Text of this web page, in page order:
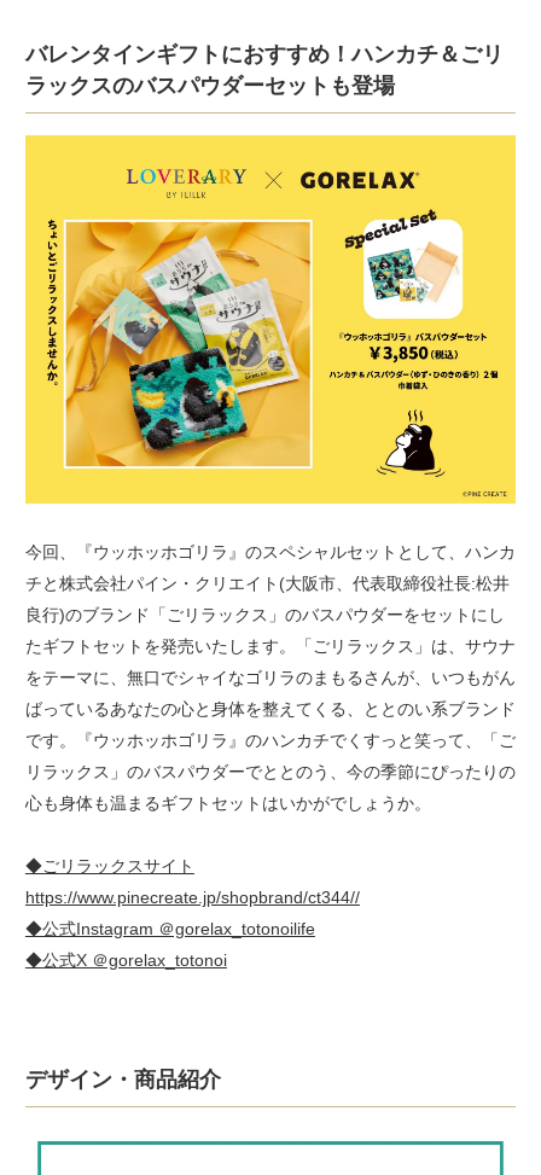
バレンタインギフトにおすすめ！ハンカチ＆ごリ
ラックスのバスパウダーセットも登場
今回、『ウッホッホゴリラ』のスペシャルセットとして、ハンカ
チと株式会社パイン・クリエイト(大阪市、代表取締役社長:松井
良行)のブランド「ごリラックス」のバスパウダーをセットにし
たギフトセットを発売いたします。「ごリラックス」は、サウナ
をテーマに、無口でシャイなゴリラのまもるさんが、いつもがん
ばっているあなたの心と身体を整えてくる、ととのい系ブランド
です。『ウッホッホゴリラ』のハンカチでくすっと笑って、「ご
リラックス」のバスパウダーでととのう、今の季節にぴったりの
心も身体も温まるギフトセットはいかがでしょうか。
◆ごリラックスサイト
https://www.pinecreate.jp/shopbrand/ct344//
◆公式Instagram ＠gorelax_totonoilife
◆公式X ＠gorelax_totonoi
デザイン・商品紹介